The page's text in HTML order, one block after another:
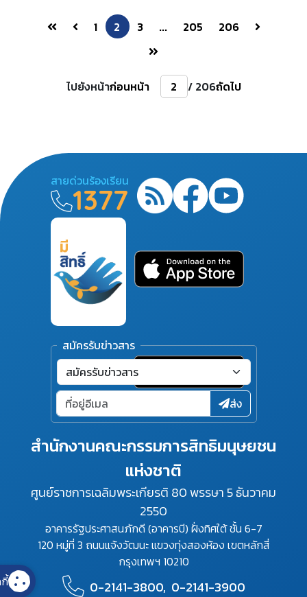
1 2 3 ... 205 206
ไปยังหน้าก่อนหน้า / 206ถัดไป
สำนักงานคณะกรรมการสิทธิมนุษยชน
แห่งชาติ
ศูนย์ราชการเฉลิมพระเกียรติ 80 พรรษา 5 ธันวาคม
2550
อาคารรัฐประศาสนภักดี (อาคารบี) ฝั่งทิศใต้ ชั้น 6-7
120 หมู่ที่ 3 ถนนแจ้งวัฒนะ แขวงทุ่งสองห้อง เขตหลักสี่
กรุงเทพฯ 10210
0-2141-3800, 0-2141-3900
สายด่วนร้องเรียน
1377
สมัครรับข่าวสาร
ส่ง